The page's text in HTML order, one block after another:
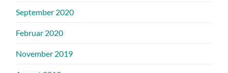
September 2020
Februar 2020
November 2019